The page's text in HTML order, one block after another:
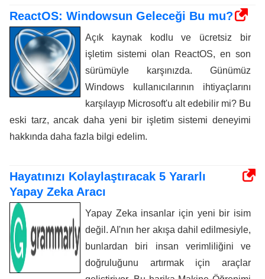
ReactOS: Windowsun Geleceği Bu mu?
Açık kaynak kodlu ve ücretsiz bir
işletim sistemi olan ReactOS, en son
sürümüyle karşınızda. Günümüz
Windows kullanıcılarının ihtiyaçlarını
karşılayıp Microsoft'u alt edebilir mi? Bu
eski tarz, ancak daha yeni bir işletim sistemi deneyimi
hakkında daha fazla bilgi edelim.
Hayatınızı Kolaylaştıracak 5 Yararlı
Yapay Zeka Aracı
Yapay Zeka insanlar için yeni bir isim
değil. AI'nın her akışa dahil edilmesiyle,
bunlardan biri insan verimliliğini ve
doğruluğunu artırmak için araçlar